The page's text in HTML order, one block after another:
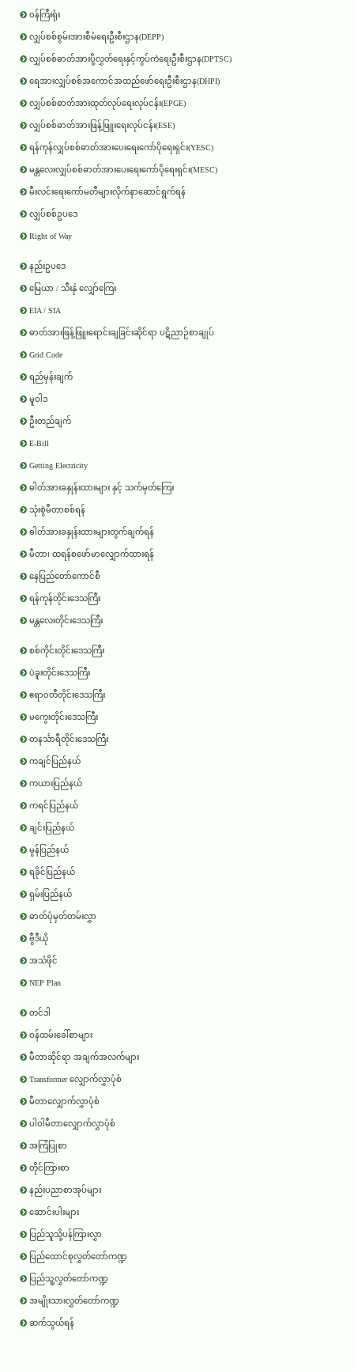
ဝန်ကြီးရုံး
လျှပ်စစ်စွမ်းအားစီမံရေးဦးစီးဌာန(DEPP)
လျှပ်စစ်ဓာတ်အားပို့လွှတ်ရေးနှင့်ကွပ်ကဲရေးဦးစီးဌာန(DPTSC)
ရေအားလျှပ်စစ်အကောင်အထည်ဖော်ရေးဦးစီးဌာန(DHPI)
လျှပ်စစ်ဓာတ်အားထုတ်လုပ်ရေးလုပ်ငန်း(EPGE)
လျှပ်စစ်ဓာတ်အားဖြန့်ဖြူးရေးလုပ်ငန်း(ESE)
ရန်ကုန်လျှပ်စစ်ဓာတ်အားပေးရေးကော်ပိုရေးရှင်း(YESC)
မန္တလေးလျှပ်စစ်ဓာတ်အားပေးရေးကော်ပိုရေးရှင်း(MESC)
မီးလင်းရေးကော်မတီများလိုက်နာဆောင်ရွက်ရန်
လျှပ်စစ်ဥပဒေ
Right of Way
နည်းဥပဒေ
မြေယာ / သီးနှံ လျှော်ကြေး
EIA / SIA
ဓာတ်အားဖြန့်ဖြူးရောင်းချခြင်းဆိုင်ရာ ပဋိညာဉ်စာချုပ်
Grid Code
ရည်မှန်းချက်
မူဝါဒ
ဦးတည်ချက်
E-Bill
Getting Electricity
ဓါတ်အားခနှုန်းထားများ နှင့် သက်မှတ်ကြေး
သုံးစွဲမီတာစစ်ရန်
ဓါတ်အားခနှုန်းထားများတွက်ချက်ရန်
မီတာ၊ ထရန်စဖော်မာလျှောက်ထားရန်
နေပြည်တော်ကောင်စီ
ရန်ကုန်တိုင်းဒေသကြီး
မန္တလေးတိုင်းဒေသကြီး
စစ်ကိုင်းတိုင်းဒေသကြီး
ပဲခူးတိုင်းဒေသကြီး
ဧရာ၀တီတိုင်းဒေသကြီး
မကွေးတိုင်းဒေသကြီး
တနင်္သာရီတိုင်းဒေသကြီး
ကချင်ပြည်နယ်
ကယားပြည်နယ်
ကရင်ပြည်နယ်
ချင်းပြည်နယ်
မွန်ပြည်နယ်
ရခိုင်ပြည်နယ်
ရှမ်းပြည်နယ်
ဓာတ်ပုံမှတ်တမ်းလွှာ
ဗွီဒီယို
အသံဖိုင်
NEP Plan
တင်ဒါ
ဝန်ထမ်းခေါ်စာများ
မီတာဆိုင်ရာ အချက်အလက်များ
Transformer လျှောက်လွှာပုံစံ
မီတာလျှောက်လွှာပုံစံ
ပါဝါမီတာလျှောက်လွှာပုံစံ
အကြံပြုစာ
တိုင်ကြားစာ
နည်းပညာစာအုပ်များ
ဆောင်းပါးများ
ပြည်သူသို့ပန်ကြားလွှာ
ပြည်ထောင်စုလွှတ်တော်ကဏ္ဍ
ပြည်သူ့လွှတ်တော်ကဏ္ဍ
အမျိုးသားလွှတ်တော်ကဏ္ဍ
ဆက်သွယ်ရန်